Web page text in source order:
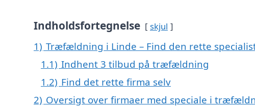
Indholdsfortegnelse skjul
1) Træfældning i Linde – Find den rette
1.1) Indhent 3 tilbud på træfældning
1.2) Find det rette firma selv
2) Oversigt over firmaer med speciale i